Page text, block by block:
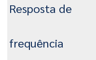
Resposta de
frequência